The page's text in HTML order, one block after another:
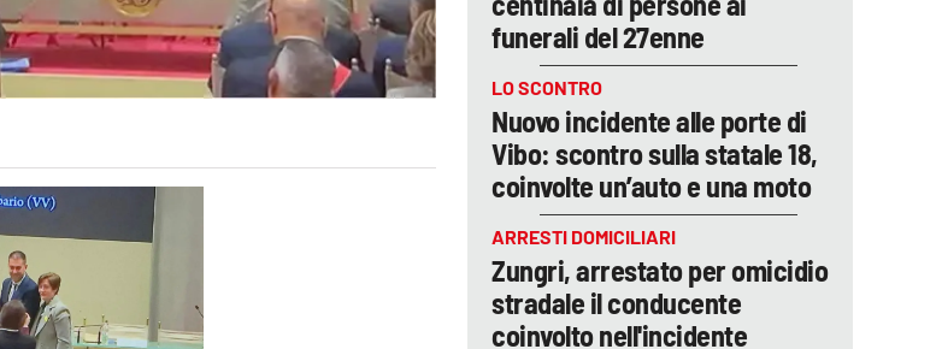
funerali del 27enne
LO SCONTRO
Nuovo incidente alle porte di
Vibo: scontro sulla statale 18,
coinvolte un’auto e una moto
ARRESTI DOMICILIARI
Zungri, arrestato per omicidio
stradale il conducente
coinvolto nell'incidente